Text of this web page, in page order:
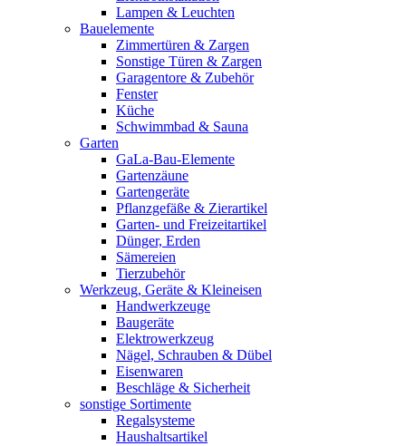
Lampen & Leuchten
Bauelemente
Zimmertüren & Zargen
Sonstige Türen & Zargen
Garagentore & Zubehör
Fenster
Küche
Schwimmbad & Sauna
Garten
GaLa-Bau-Elemente
Gartenzäune
Gartengeräte
Pflanzgefäße & Zierartikel
Garten- und Freizeitartikel
Dünger, Erden
Sämereien
Tierzubehör
Werkzeug, Geräte & Kleineisen
Handwerkzeuge
Baugeräte
Elektrowerkzeug
Nägel, Schrauben & Dübel
Eisenwaren
Beschläge & Sicherheit
sonstige Sortimente
Regalsysteme
Haushaltsartikel